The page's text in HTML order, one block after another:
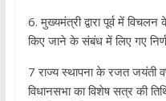
6. मुख्यमंत्री द्वारा पूर्व में
किए जाने के संबंध में लिए गए
7 राज्य स्थापना के रजत जयंती
विधानसभा का विशेष सत्र की